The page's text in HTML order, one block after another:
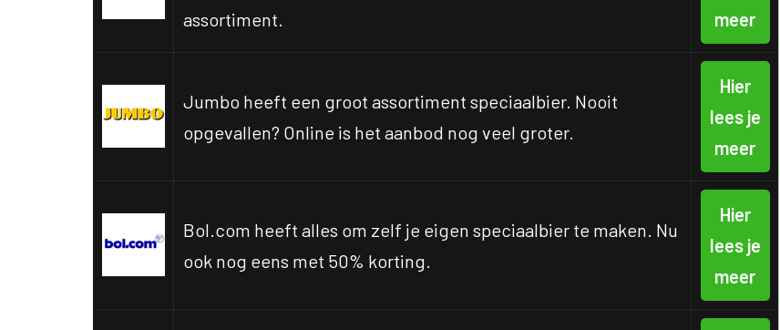
assortiment.
meer
Jumbo heeft een groot assortiment speciaalbier. Nooit
opgevallen? Online is het aanbod nog veel groter.
Hier
lees je
meer
Bol.com heeft alles om zelf je eigen speciaalbier te maken. Nu
ook nog eens met 50% korting.
Hier
lees je
meer